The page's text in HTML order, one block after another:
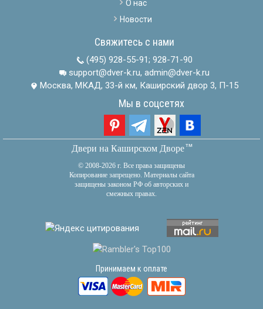
О нас
Новости
Свяжитесь с нами
(495) 928-55-91; 928-71-90
support@dver-k.ru, admin@dver-k.ru
Москва, МКАД, 33-й км, Каширский двор 3, П-15
Мы в соцсетях
Двери на Каширском Дворетм
© 2008-2026 г. Все права защищены
Копирование запрещено. Материалы сайта
защищены законом РФ об авторских и
смежных правах.
Принимаем к оплате